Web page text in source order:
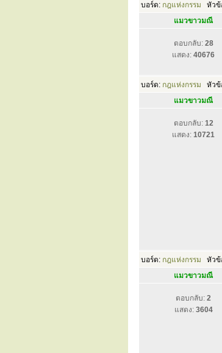
บอร์ด: กฎแห่งกรรม หัวข้
แมวขาวมณี
ตอบกลับ: 28
แสดง: 40676
บอร์ด: กฎแห่งกรรม หัวข้
แมวขาวมณี
ตอบกลับ: 12
แสดง: 10721
บอร์ด: กฎแห่งกรรม หัวข้
แมวขาวมณี
ตอบกลับ: 2
แสดง: 3604